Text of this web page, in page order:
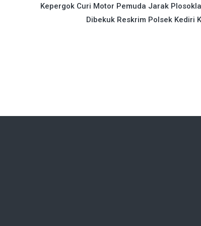
Kepergok Curi Motor Pemuda Jarak
Dibekuk Reskrim Polsek Kediri